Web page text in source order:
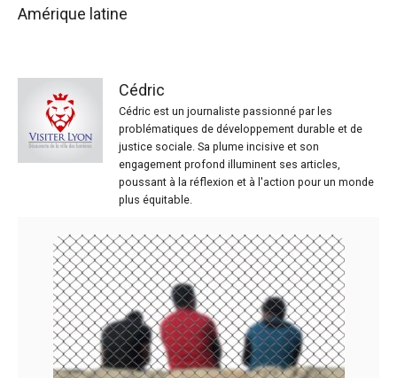
Amérique latine
Cédric
Cédric est un journaliste passionné par les
problématiques de développement durable et de
justice sociale. Sa plume incisive et son
engagement profond illuminent ses articles,
poussant à la réflexion et à l'action pour un monde
plus équitable.